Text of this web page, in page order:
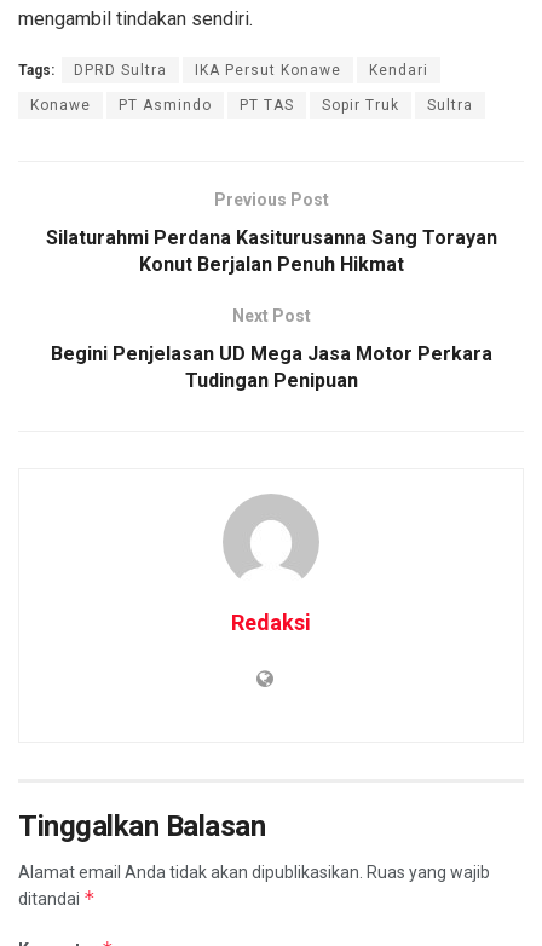
mengambil tindakan sendiri.
Tags: DPRD Sultra IKA Persut Konawe Kendari
Konawe PT Asmindo PT TAS Sopir Truk Sultra
Previous Post
Silaturahmi Perdana Kasiturusanna Sang Torayan
Konut Berjalan Penuh Hikmat
Next Post
Begini Penjelasan UD Mega Jasa Motor Perkara
Tudingan Penipuan
Redaksi
Tinggalkan Balasan
Alamat email Anda tidak akan dipublikasikan. Ruas yang wajib
ditandai *